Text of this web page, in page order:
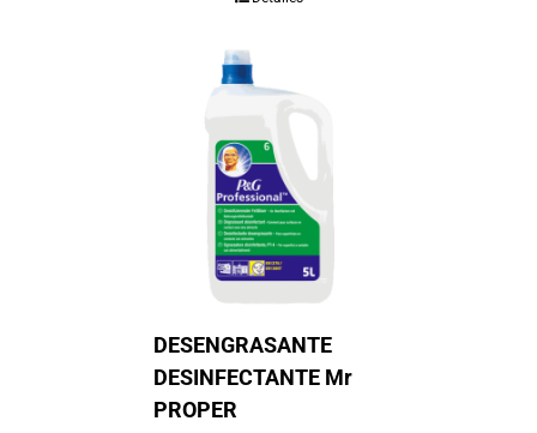
DESENGRASANTE
DESINFECTANTE Mr
PROPER